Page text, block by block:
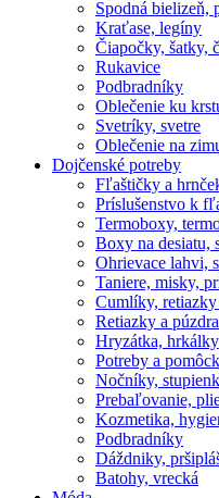
Spodná bielizeň,
Kraťase, legíny
Čiapočky, šatky,
Rukavice
Podbradníky
Oblečenie ku
Svetríky, svetre
Oblečenie na
Dojčenské potreby
Fľaštičky a
Príslušenstvo k
Termoboxy,
Boxy na desiatu,
Ohrievace lahvi,
Taniere, misky,
Cumlíky,
Retiazky a
Hryzátka, hrkálky
Potreby a
Nočníky,
Prebaľovanie,
Kozmetika,
Podbradníky
Dáždniky,
Batohy, vrecká